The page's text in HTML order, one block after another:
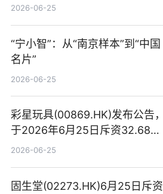
2026-06-25
“宁小智”：从“南京样本”到“中国
名片”
2026-06-25
彩星玩具(00869.HK)发布公告，
于2026年6月25日斥资32.68万
港元回购68.4万股|焦点速讯
2026-06-25
固生堂(02273.HK)6月25日斥资